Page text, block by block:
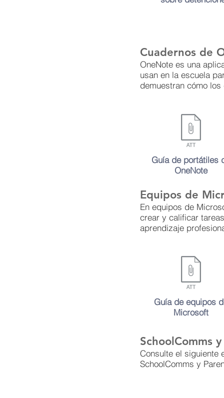
Cuadernos de
OneNote es una
usan en la escuela
demuestran cómo
Guía de portátiles
OneNote
Equipos de
En equipos de
crear y calificar
aprendizaje
Guía de equipos
Microsoft
SchoolComms
Consulte el siguiente
SchoolComms y